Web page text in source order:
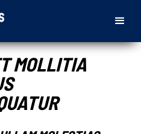
MOLLITIA